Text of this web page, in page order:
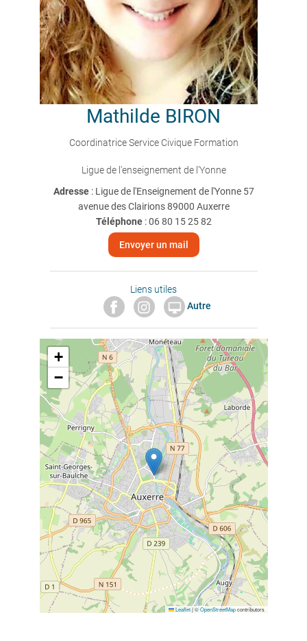
Mathilde BIRON
Coordinatrice Service Civique Formation
Ligue de l'enseignement de l'Yonne
Adresse : Ligue de l'Enseignement de l'Yonne 57
avenue des Clairions 89000 Auxerre
Téléphone:06 80 15 25 82
Envoyer un mail
Liens utiles
 Autre
+
−
Leaflet |©OpenStreetMapcontributors